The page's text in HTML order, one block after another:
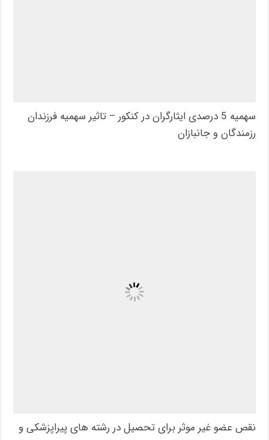
سهمیه 5 درصدی ایثارگران در کنکور – تاثیر سهمیه فرزندان
رزمندگان و جانبازان
نقص عضو غیر موثر برای تحصیل در رشته های پیراپزشکی و